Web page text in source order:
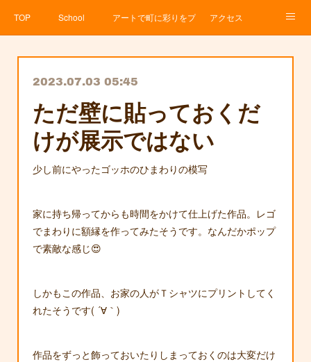
TOP School アートで町に彩りをプロジェクト
アクセス
2023.07.03 05:45
ただ壁に貼っておくだ
けが展示ではない
少し前にやったゴッホのひまわりの模写
家に持ち帰ってからも時間をかけて仕上げた作品。レゴ
でまわりに額縁を作ってみたそうです。なんだかポップ
で素敵な感じ😍
しかもこの作品、お家の人がＴシャツにプリントしてく
れたそうです( ´∀｀)
作品をずっと飾っておいたりしまっておくのは大変だけ